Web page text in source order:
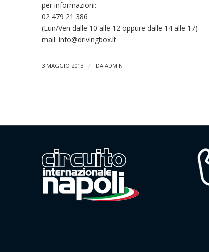
per informazioni:
02 479 21 386
(Lun/Ven dalle 10 alle 12 oppure dalle 14 alle 17)
mail: info@drivingbox.it
3 MAGGIO 2013 / DA ADMIN